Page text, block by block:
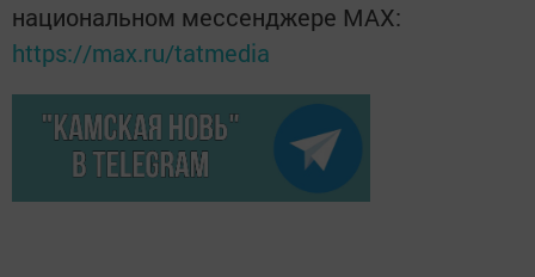
национальном мессенджере MАХ:
https://max.ru/tatmedia